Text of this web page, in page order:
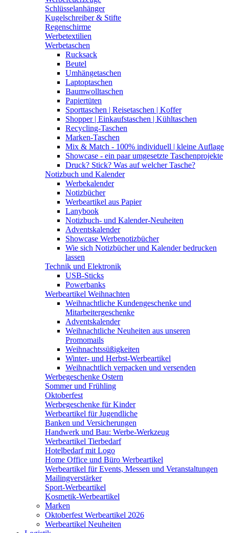
Schlüsselanhänger
Kugelschreiber & Stifte
Regenschirme
Werbetextilien
Werbetaschen
Rucksack
Beutel
Umhängetaschen
Laptoptaschen
Baumwolltaschen
Papiertüten
Sporttaschen | Reisetaschen | Koffer
Shopper | Einkaufstaschen | Kühltaschen
Recycling-Taschen
Marken-Taschen
Mix & Match - 100% individuell | kleine Auflage
Showcase - ein paar umgesetzte Taschenprojekte
Druck? Stick? Was auf welcher Tasche?
Notizbuch und Kalender
Werbekalender
Notizbücher
Werbeartikel aus Papier
Lanybook
Notizbuch- und Kalender-Neuheiten
Adventskalender
Showcase Werbenotizbücher
Wie sich Notizbücher und Kalender bedrucken
lassen
Technik und Elektronik
USB-Sticks
Powerbanks
Werbeartikel Weihnachten
Weihnachtliche Kundengeschenke und
Mitarbeitergeschenke
Adventskalender
Weihnachtliche Neuheiten aus unseren
Promomails
Weihnachtssüßigkeiten
Winter- und Herbst-Werbeartikel
Weihnachtlich verpacken und versenden
Werbegeschenke Ostern
Sommer und Frühling
Oktoberfest
Werbegeschenke für Kinder
Werbeartikel für Jugendliche
Banken und Versicherungen
Handwerk und Bau: Werbe-Werkzeug
Werbeartikel Tierbedarf
Hotelbedarf mit Logo
Home Office und Büro Werbeartikel
Werbeartikel für Events, Messen und Veranstaltungen
Mailingverstärker
Sport-Werbeartikel
Kosmetik-Werbeartikel
Marken
Oktoberfest Werbeartikel 2026
Werbeartikel Neuheiten